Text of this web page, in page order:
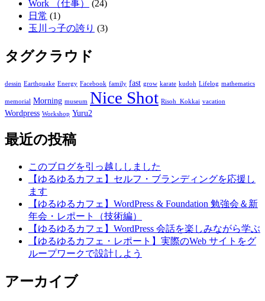
Work （仕事）
(24)
日常 (1)
玉川っ子の誇り (3)
タグクラウド
dessin Earthquake Energy Facebook family fast grow karate kudoh Lifelog mathematics
memorial Morning museum Nice Shot Risoh_Kokkai vacation
Wordpress Workshop Yuru2
最近の投稿
このブログを引っ越ししました
【ゆるゆるカフェ】セルフ・ブランディングを応援し
ます
【ゆるゆるカフェ】WordPress & Foundation 勉強会＆新
年会・レポート（技術編）
【ゆるゆるカフェ】WordPress 会話を楽しみながら学ぶ
【ゆるゆるカフェ・レポート】実際のWeb サイトをグ
ループワークで設計しよう
アーカイブ